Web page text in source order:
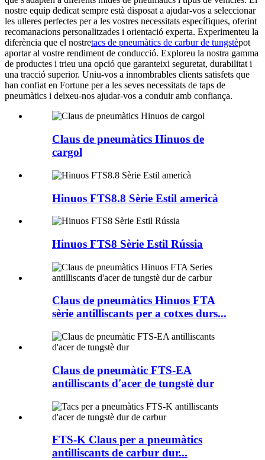
nostre equip dedicat sempre està disposat a ajudar-vos a seleccionar
les ulleres perfectes per a les vostres necessitats específiques, oferint
recomanacions personalitzades i orientació experta. Experimenteu la
diferència que el nostretacs de pneumàtics de carbur de tungstèpot
aportar al vostre rendiment de conducció. Exploreu la nostra gamma
de productes i trieu una opció que garanteixi seguretat, durabilitat i
una tracció superior. Uniu-vos a innombrables clients satisfets que
han confiat en Fortune per a les seves necessitats de taps de
pneumàtics i deixeu-nos ajudar-vos a conduir amb confiança.
Claus de pneumàtics Hinuos de
cargol
Hinuos FTS8.8 Sèrie Estil americà
Hinuos FTS8 Sèrie Estil Rússia
Claus de pneumàtics Hinuos FTA
sèrie antilliscants per a cotxes durs...
Claus de pneumàtic FTS-EA
antilliscants d'acer de tungstè dur
FTS-K Claus per a pneumàtics
antilliscants de carbur dur...